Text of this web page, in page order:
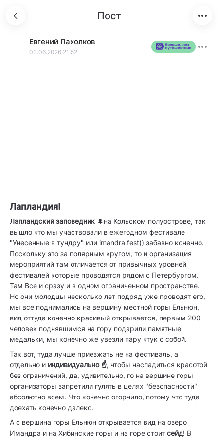
Пост
Евгений Пахолков
03.06.2026 21:52
Лапландия!
Лапландский заповедник 🌲на Кольском полуострове, так
вышло что мы участвовали в ежегодном фестивале
"Унесенные в тундру" или imandra fest)) забавно конечно.
Поскольку это за полярным кругом, то и организация
мероприятий там отличается от привычных уровней
фестивалей которые проводятся рядом с Петербургом.
Там Все и сразу и в одном ограниченном пространстве.
Но они молодцы несколько лет подряд уже проводят его,
мы все поднимались на вершину местной горы Ельнюн,
вид оттуда конечно красивый открывается, первым 200
человек поднявшимся на гору подарили памятные
медальки, мы конечно же увезли пару чтук с собой.
Так вот, туда лучше приезжать не на фестиваль, а
отдельно и индивидуально ☝️, чтобы насладиться красотой
без ограничений, да, удивительно, го на вершине горы
организаторы запретили гулять в целях "безопасности"
абсолютно всем. Что конечно огорчило, потому что туда
доехать конечно далеко.
А с вершина горы Ельнюн открывается вид на озеро
Имандра и на Хибинские горы и на горе стоит сейд! В